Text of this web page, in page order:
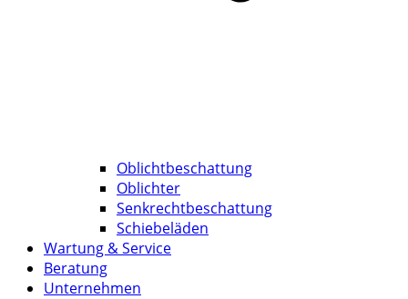
Oblichtbeschattung
Oblichter
Senkrechtbeschattung
Schiebeläden
Wartung & Service
Beratung
Unternehmen